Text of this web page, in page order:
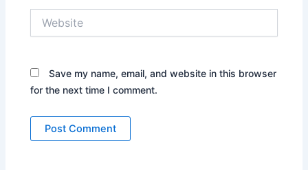
Save my name, email, and website in this browser
for the next time I comment.